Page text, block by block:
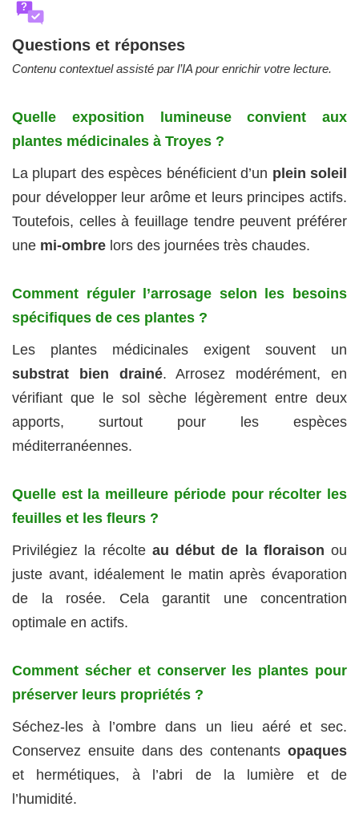
?
Questions et réponses
Contenu contextuel assisté par l’IA pour enrichir votre lecture.
Quelle exposition lumineuse convient aux
plantes médicinales à Troyes ?
La plupart des espèces bénéficient d’un plein soleil
pour développer leur arôme et leurs principes actifs.
Toutefois, celles à feuillage tendre peuvent préférer
une mi-ombre lors des journées très chaudes.
Comment réguler l’arrosage selon les besoins
spécifiques de ces plantes ?
Les plantes médicinales exigent souvent un
substrat bien drainé. Arrosez modérément, en
vérifiant que le sol sèche légèrement entre deux
apports, surtout pour les espèces
méditerranéennes.
Quelle est la meilleure période pour récolter les
feuilles et les fleurs ?
Privilégiez la récolte au début de la floraison ou
juste avant, idéalement le matin après évaporation
de la rosée. Cela garantit une concentration
optimale en actifs.
Comment sécher et conserver les plantes pour
préserver leurs propriétés ?
Séchez-les à l’ombre dans un lieu aéré et sec.
Conservez ensuite dans des contenants opaques
et hermétiques, à l’abri de la lumière et de
l’humidité.